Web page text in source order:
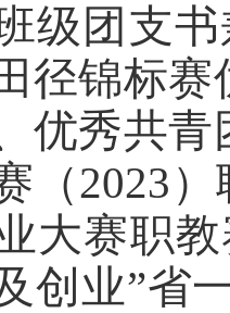
级团支
径锦标
优秀共
（2023
大赛职
创业”省